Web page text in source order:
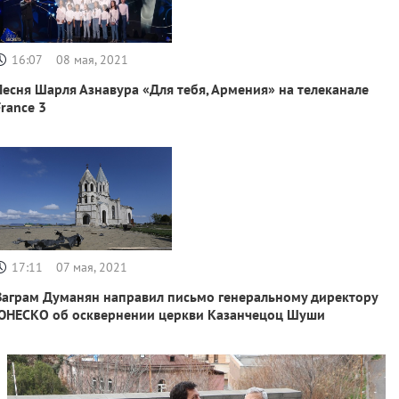
16:07 08 мая, 2021
Шарля Азнавура «Для тебя, Армения» на телеканале
3
17:11 07 мая, 2021
Думанян направил письмо генеральному директору
об осквернении церкви Казанчецоц Шуши